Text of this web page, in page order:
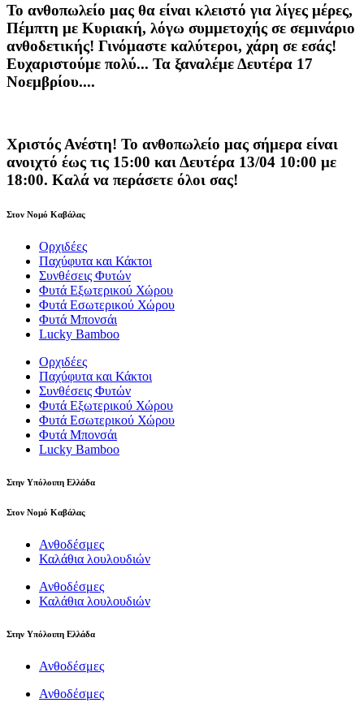
Το ανθοπωλείο μας θα είναι κλειστό για λίγες μέρες,
Πέμπτη με Κυριακή, λόγω συμμετοχής σε σεμινάριο
ανθοδετικής! Γινόμαστε καλύτεροι, χάρη σε εσάς!
Ευχαριστούμε πολύ... Τα ξαναλέμε Δευτέρα 17
Νοεμβρίου....
Χριστός Ανέστη! Το ανθοπωλείο μας σήμερα είναι
ανοιχτό έως τις 15:00 και Δευτέρα 13/04 10:00 με
18:00. Καλά να περάσετε όλοι σας!
Στον Νομό Καβάλας
Ορχιδέες
Παχύφυτα και Κάκτοι
Συνθέσεις Φυτών
Φυτά Εξωτερικού Χώρου
Φυτά Εσωτερικού Χώρου
Φυτά Μπονσάι
Lucky Bamboo
Ορχιδέες
Παχύφυτα και Κάκτοι
Συνθέσεις Φυτών
Φυτά Εξωτερικού Χώρου
Φυτά Εσωτερικού Χώρου
Φυτά Μπονσάι
Lucky Bamboo
Στην Υπόλοιπη Ελλάδα
Στον Νομό Καβάλας
Ανθοδέσμες
Καλάθια λουλουδιών
Ανθοδέσμες
Καλάθια λουλουδιών
Στην Υπόλοιπη Ελλάδα
Ανθοδέσμες
Ανθοδέσμες